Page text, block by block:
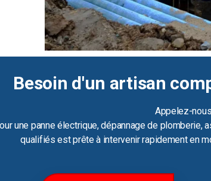
Besoin d'un artisan
Appelez-
une panne électrique, dépannage de
qualifiés est prête à intervenir rapidement en